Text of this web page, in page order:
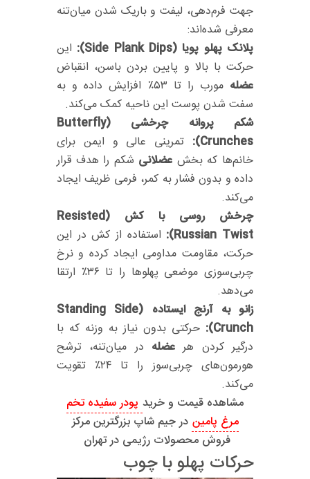
جهت فرم‌دهی، لیفت و باریک شدن میان‌تنه
معرفی شده‌اند:
پلانک پهلو پویا (Side Plank Dips):
این
حرکت با بالا و پایین بردن باسن، انقباض
عضله
مورب را تا ۵۳٪ افزایش داده و به
سفت شدن پوست این ناحیه کمک می‌کند.
شکم پروانه چرخشی (Butterfly
Crunches):
تمرینی عالی و ایمن برای
خانم‌ها که بخش عضلانی شکم را هدف قرار
داده و بدون فشار به کمر، فرمی ظریف ایجاد
می‌کند.
چرخش روسی با کش (Resisted
Russian Twist):
استفاده از کش در این
حرکت، مقاومت مداومی ایجاد کرده و نرخ
چربی‌سوزی موضعی پهلوها را تا ۳۶٪ ارتقا
می‌دهد.
زانو به آرنج ایستاده (Standing Side
Crunch):
حرکتی بدون نیاز به وزنه که با
درگیر کردن هر عضله در میان‌تنه، ترشح
هورمون‌های چربی‌سوز را تا ۲۴٪ تقویت
می‌کند.
مشاهده قیمت و خرید پودر سفیده تخم
مرغ پامین در جیم شاپ بزرگترین مرکز
فروش محصولات رژیمی در تهران
حرکات پهلو با چوب